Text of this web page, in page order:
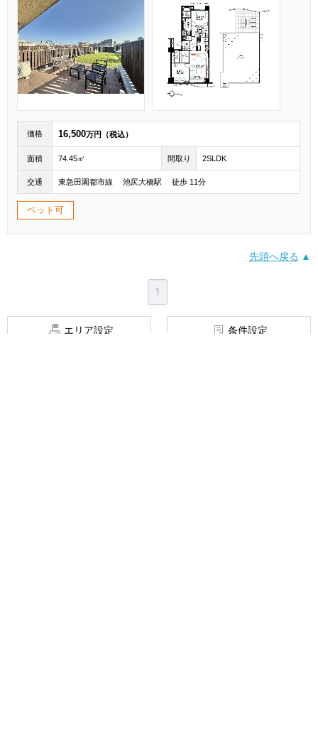
価格 16,500万円（税込）
面積 74.45㎡ 間取り 2SLDK
交通 東急田園都市線 池尻大橋駅 徒歩 11分
ペット可
先頭へ戻る
1
エリア設定 条件設定